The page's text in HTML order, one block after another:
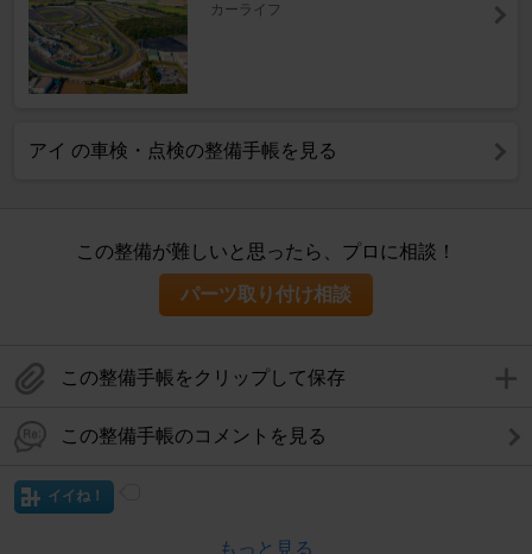
カーライフ
アイ の車検・点検の整備手帳を見る
この整備が難しいと思ったら、プロに相談！
パーツ取り付け相談
この整備手帳をクリップして保存
この整備手帳のコメントを見る
イイね！
もっと見る